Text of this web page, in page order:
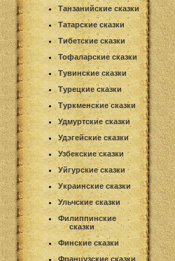
Танзанийские сказки
Татарские сказки
Тибетские сказки
Тофаларские сказки
Тувинские сказки
Турецкие сказки
Туркменские сказки
Удмуртские сказки
Удэгейские сказки
Узбекские сказки
Уйгурские сказки
Украинские сказки
Ульчские сказки
Филиппинские
сказки
Финские сказки
Французские сказки